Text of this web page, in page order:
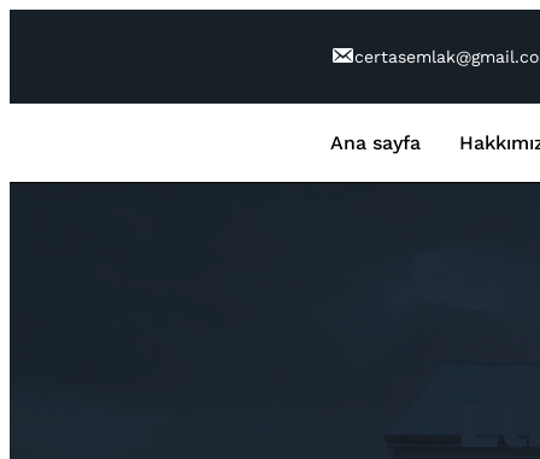
Ana sayfa